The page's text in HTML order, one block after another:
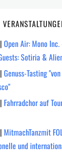
Open Air: Mono
Sotiria &
Genuss-Tasting
Fahrradchor auf
MitmachTanzmit
und